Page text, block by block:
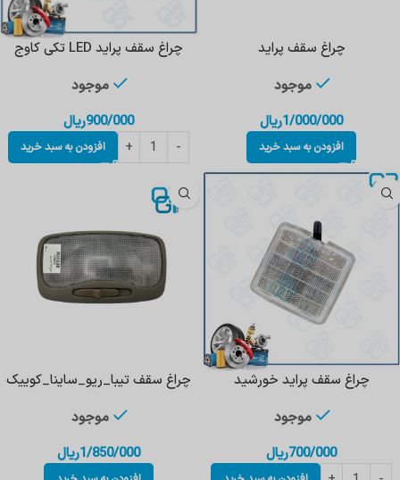
چراغ سقف پراید
موجود
1/000/000ریال
افزودن به سبد خرید
چراغ سقف پراید LED تکی کاوج
موجود
900/000ریال
افزودن به سبد خرید
چراغ سقف پراید خورشید
موجود
700/000ریال
چراغ سقف تیبا_ریو_ساینا_کوییک
موجود
1/850/000ریال